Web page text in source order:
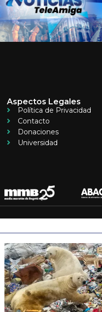
Aspectos Legales
Política de Privacidad
Contacto
Donaciones
Universidad